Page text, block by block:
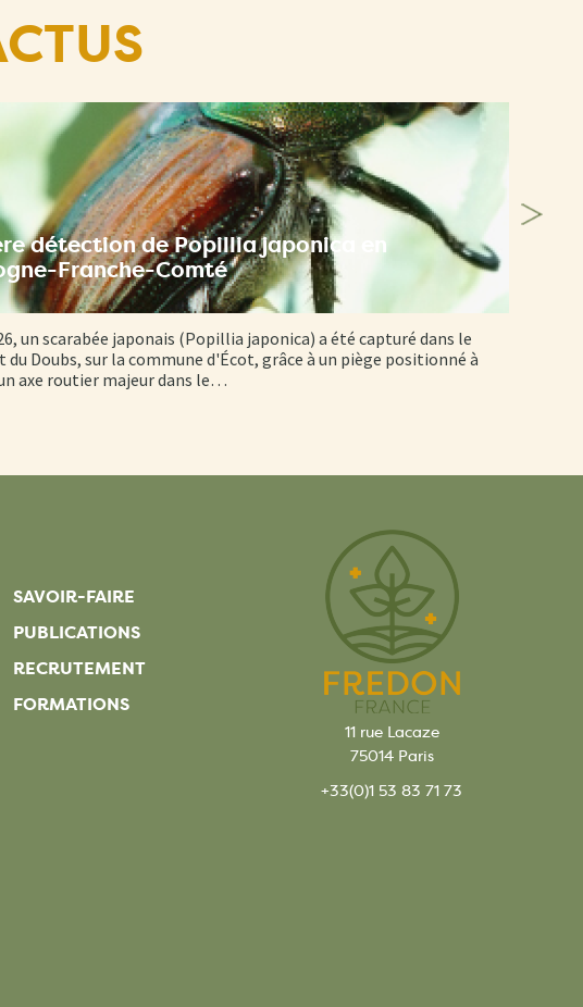
détection de Popillia japonica en
Franche-Comté
un scarabée japonais (Popillia japonica) a été capturé dans le
Doubs, sur la commune d'Écot, grâce à un piège positionné à
axe routier majeur dans le…
SAVOIR-FAIRE
PUBLICATIONS
RECRUTEMENT
FORMATIONS
11 rue Lacaze
75014 Paris
+33(0)1 53 83 71 73